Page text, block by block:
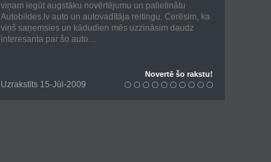
viņam iegūt augstāku novērtējumu un palielinātu
Autobildes.lv auto un autovadītāja reitingu. Cerēsim, ka
viņš saņemsies un kādudien mēs uzzināsim daudz
interesanta par šo auto....
Uzrakstīts 15-Jūl-2009
Novertē šo rakstu!